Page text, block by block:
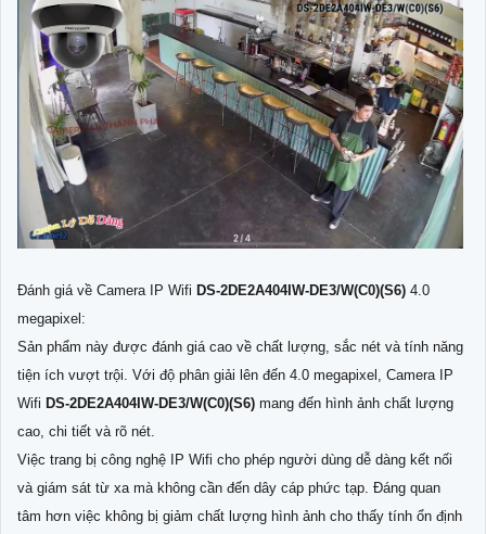
Đánh giá về Camera IP Wifi DS-2DE2A404IW-DE3/W(C0)(S6) 4.0
megapixel:
Sản phẩm này được đánh giá cao về chất lượng, sắc nét và tính năng
tiện ích vượt trội. Với độ phân giải lên đến 4.0 megapixel, Camera IP
Wifi DS-2DE2A404IW-DE3/W(C0)(S6) mang đến hình ảnh chất lượng
cao, chi tiết và rõ nét.
Việc trang bị công nghệ IP Wifi cho phép người dùng dễ dàng kết nối
và giám sát từ xa mà không cần đến dây cáp phức tạp. Đáng quan
tâm hơn việc không bị giảm chất lượng hình ảnh cho thấy tính ổn định